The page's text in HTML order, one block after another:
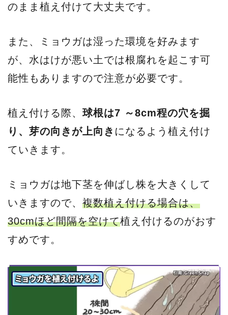
のまま植え付けて大丈夫です。
また、ミョウガは湿った環境を好みます
が、水はけが悪い土では根腐れを起こす可
能性もありますので注意が必要です。
植え付ける際、 球根は7 ～8cm程の穴を掘
り、芽の向きが上向き になるよう植え付け
ていきます。
ミョウガは地下茎を伸ばし株を大きくして
いきますので、 複数植え付ける場合は、
30cmほど間隔を空けて植え付けるのがおす
すめです。